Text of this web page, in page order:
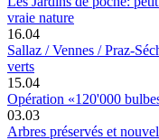
vraie nature
16.04
Sallaz / Vennes / Praz-
verts
15.04
Opération «120'000
03.03
Arbres préservés et